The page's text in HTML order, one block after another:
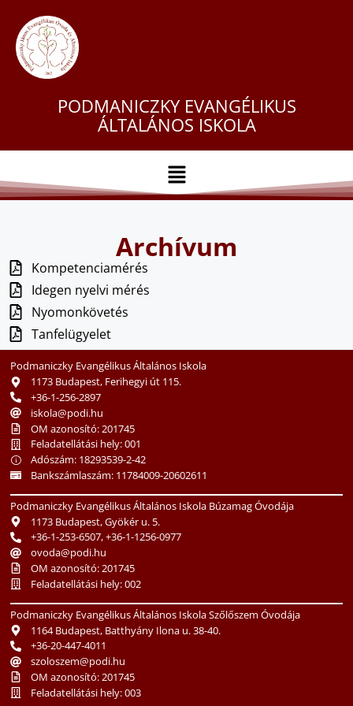
PODMANICZKY EVANGÉLIKUS
ÁLTALÁNOS ISKOLA
Archívum
Kompetenciamérés
Idegen nyelvi mérés
Nyomonkövetés
Tanfelügyelet
Podmaniczky Evangélikus Általános Iskola
1173 Budapest, Ferihegyi út 115.
+36-1-256-2897
iskola@podi.hu
OM azonosító: 201745
Feladatellátási hely: 001
Adószám: 18293539-2-42
Bankszámlaszám: 11784009-20602611
Podmaniczky Evangélikus Általános Iskola Búzamag Óvodája
1173 Budapest, Gyökér u. 5.
+36-1-253-6507, +36-1-1256-0977
ovoda@podi.hu
OM azonosító: 201745
Feladatellátási hely: 002
Podmaniczky Evangélikus Általános Iskola Szőlőszem Óvodája
1164 Budapest, Batthyány Ilona u. 38-40.
+36-20-447-4011
szoloszem@podi.hu
OM azonosító: 201745
Feladatellátási hely: 003